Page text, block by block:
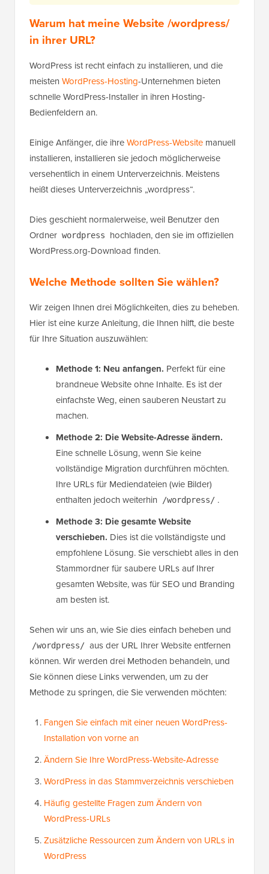
Warum hat meine Website /wordpress/
in ihrer URL?
WordPress ist recht einfach zu installieren, und die
meisten WordPress-Hosting-Unternehmen bieten
schnelle WordPress-Installer in ihren Hosting-
Bedienfeldern an.
Einige Anfänger, die ihreWordPress-Website manuell
installieren, installieren sie jedoch möglicherweise
versehentlich in einem Unterverzeichnis. Meistens
heißt dieses Unterverzeichnis „wordpress“.
Dies geschieht normalerweise, weil Benutzer den
Ordner wordpress
hochladen, den sie im offiziellen
WordPress.org-Download finden.
Welche Methode sollten Sie wählen?
Wir zeigen Ihnen drei Möglichkeiten, dies zu beheben.
Hier ist eine kurze Anleitung, die Ihnen hilft, die beste
für Ihre Situation auszuwählen:
Methode 1: Neu anfangen. Perfekt für eine
brandneue Website ohne Inhalte. Es ist der
einfachste Weg, einen sauberen Neustart zu
machen.
Methode 2: Die Website-Adresse ändern.
Eine schnelle Lösung, wenn Sie keine
vollständige Migration durchführen möchten.
Ihre URLs für Mediendateien (wie Bilder)
enthalten jedoch weiterhin
/wordpress/ .
Methode 3: Die gesamte Website
verschieben. Dies ist die vollständigste und
empfohlene Lösung. Sie verschiebt alles in den
Stammordner für saubere URLs auf Ihrer
gesamten Website, was für SEO und Branding
am besten ist.
Sehen wir uns an, wie Sie dies einfach beheben und
/wordpress/ aus der URL Ihrer Website entfernen
können. Wir werden drei Methoden behandeln, und
Sie können diese Links verwenden, um zu der
Methode zu springen, die Sie verwenden möchten:
Fangen Sie einfach mit einer neuen WordPress-
Installation von vorne an
Ändern Sie Ihre WordPress-Website-Adresse
WordPress in das Stammverzeichnis verschieben
Häufig gestellte Fragen zum Ändern von
WordPress-URLs
Zusätzliche Ressourcen zum Ändern von URLs in
WordPress